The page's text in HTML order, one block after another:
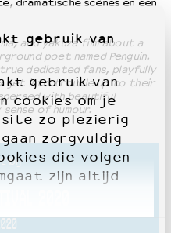
gebruik van
gebruik van
cookies om je
zo plezierig
zorgvuldig
die volgen
zijn altijd
VNPF
dramatische scènes en een
and yakuza film about a
poet named Penguin.
dedicated fans, playfully
get into trouble up to their
with beautiful
of humour.
bij
2020